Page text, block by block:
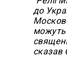
до
можуть
сказав